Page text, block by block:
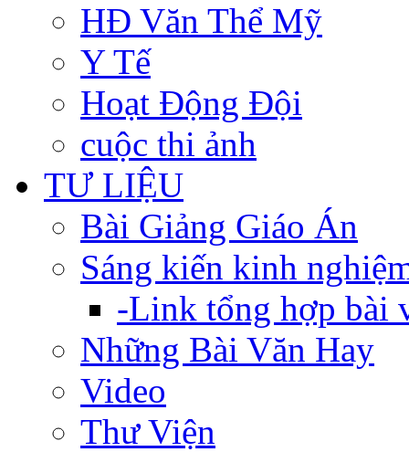
HĐ Văn Thể Mỹ
Y Tế
Hoạt Động Đội
cuộc thi ảnh
TƯ LIỆU
Bài Giảng Giáo Án
Sáng kiến kinh
-Link tổng hợp bài
Những Bài Văn Hay
Video
Thư Viện